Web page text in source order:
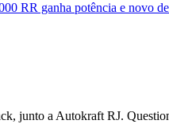
RR ganha potência e novo
a Autokraft RJ.